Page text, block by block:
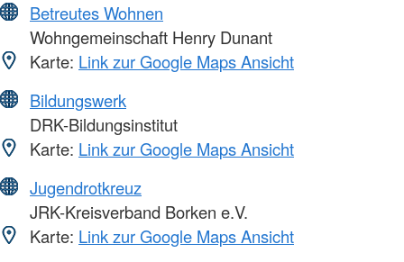
Betreutes Wohnen
Wohngemeinschaft Henry Dunant
Karte: Link zur Google Maps Ansicht
Bildungswerk
DRK-Bildungsinstitut
Karte: Link zur Google Maps Ansicht
Jugendrotkreuz
JRK-Kreisverband Borken e.V.
Karte: Link zur Google Maps Ansicht